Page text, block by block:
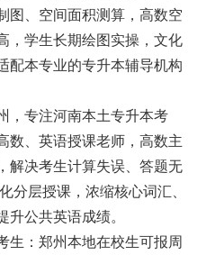
图、空间面积测算，高数空
，学生长期绘图实操，文化
配本专业的专升本辅导机构
专注河南本土专升本考
数、英语授课老师，高数主
解决考生计算失误、答题无
分层授课，浓缩核心词汇、
公共英语成绩。
：郑州本地在校生可报周